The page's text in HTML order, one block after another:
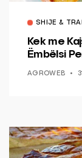
SHIJE &
Kek me
Ëmbëlsi
AGROWEB